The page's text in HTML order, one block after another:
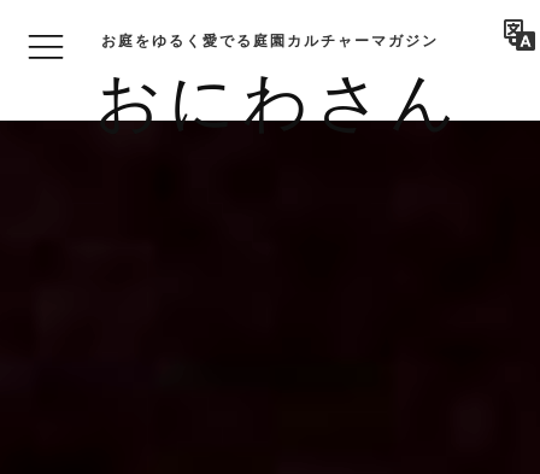
おにわさん
お庭をゆるく愛でる庭園カルチャーマガジン